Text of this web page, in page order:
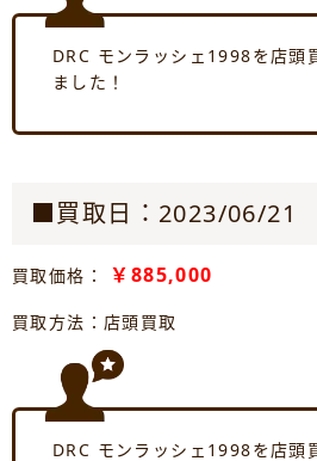
DRC モンラッシェ1998を店頭
ました！
■買取日：2023/06/21
買取価格： ￥885,000
買取方法：店頭買取
DRC モンラッシェ1998を店頭